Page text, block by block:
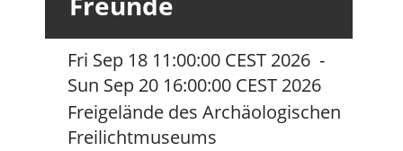
Fri Sep 18 11:00:00 CEST 2026 -
Sun Sep 20 16:00:00 CEST 2026
Freigelände des Archäologischen
Freilichtmuseums